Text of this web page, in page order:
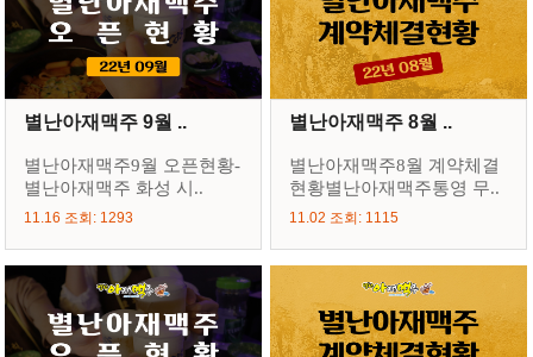
별난아재맥주 9월 ..
별난아재맥주9월 오픈현황-
별난아재맥주 화성 시..
11.16 조회: 1293
별난아재맥주 8월 ..
별난아재맥주8월 계약체결
현황별난아재맥주통영 무..
11.02 조회: 1115